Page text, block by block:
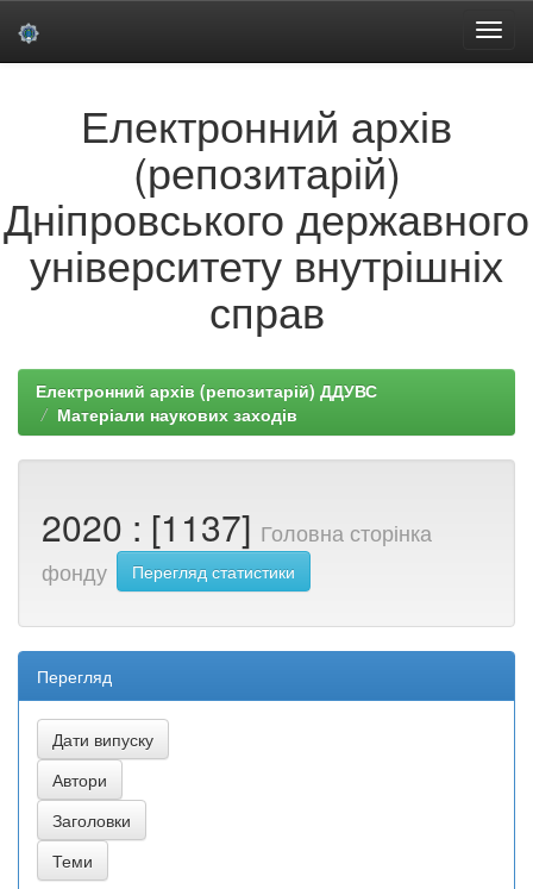
Електронний архів
(репозитарій)
Дніпровського державного
університету внутрішніх
справ
Електронний архів (репозитарій) ДДУВС
Матеріали наукових заходів
2020 : [1137] Головна сторінка
фонду
Перегляд статистики
Перегляд